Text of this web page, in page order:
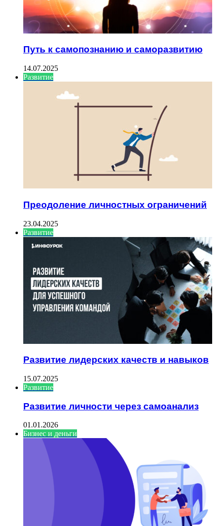
Путь к самопознанию и саморазвитию
14.07.2025
Развитие
Преодоление личностных ограничений
23.04.2025
Развитие
Развитие лидерских качеств и навыков
15.07.2025
Развитие
Развитие личности через самоанализ
01.01.2026
Бизнес и деньги